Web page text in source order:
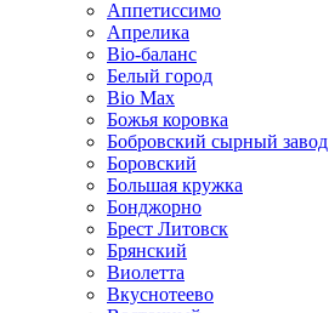
Аппетиссимо
Апрелика
Bio-баланс
Белый город
Bio Max
Божья коровка
Бобровский сырный завод
Боровский
Большая кружка
Бонджорно
Брест Литовск
Брянский
Виолетта
Вкуснотеево